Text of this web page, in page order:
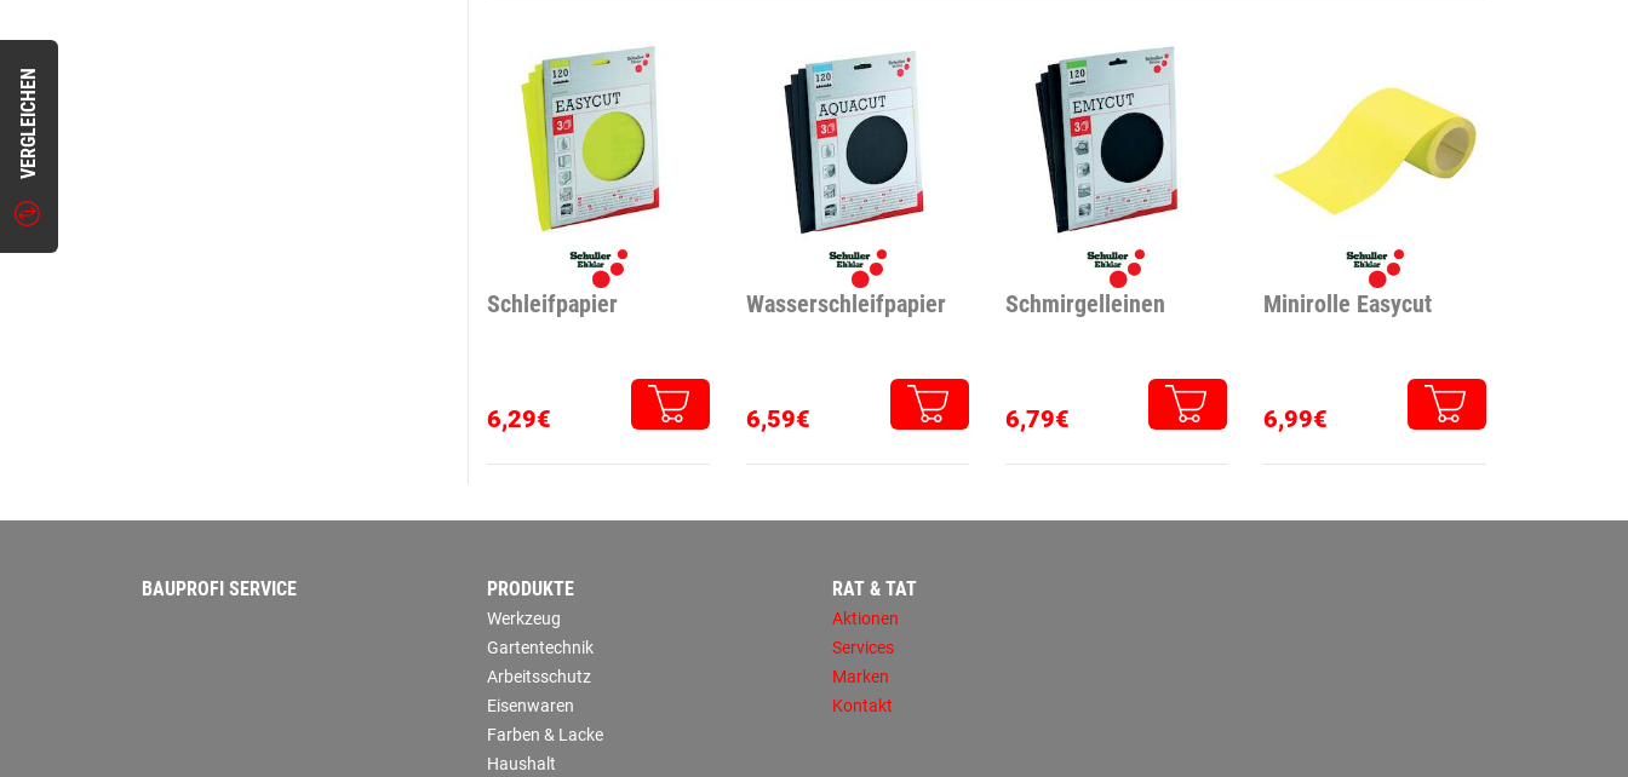
VERGLEICHEN
Schleifpapier
6,29€
Wasserschleifpapier
6,59€
Schmirgelleinen
6,79€
Minirolle Easycut
6,99€
BAUPROFI SERVICE PRODUKTE
Werkzeug
Gartentechnik
Arbeitsschutz
Eisenwaren
Farben & Lacke
Haushalt
RAT & TAT
Aktionen
Services
Marken
Kontakt